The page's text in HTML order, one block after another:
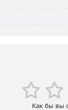
СОМ-компонент
и
Как бы вы